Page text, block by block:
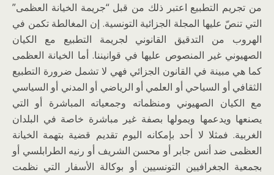
من تجريم التطبيع اعتبر ذلك من قبل “جريمة الخيانة العظمى”
التي تنصّ عليها المجلة الجزائية التونسية. إن المغالطة تكمن في
الهروب من التدقيق القانوني لجريمة التطبيع مع الكيان
الصهيوني غير المنصوص عليها في قوانيننا. أما الخيانة العظمى
كما هي مبينة في القانون الجزائي فهي لا تشمل ضرورة التطبيع
الثقافي أو السياحي أو العلمي أو الرياضي أو المدني أو السياسي
مع الكيان الصهيوني ومنظماته وجمعياته المباشرة أو التي
يصنعها ويدعمها ويمولها بصفة غير مباشرة خاصة في البلدان
الغربية. فمثلا لا أحد بإمكانه اليوم تقديم قضية بتهمة الخيانة
العظمى ضد أنس جابر أو محسن الشريف أو رنيه الطرابلسي أو
بجمعية الجغرافيين التونسيين أو بوكالة الأسفار التي نظمت